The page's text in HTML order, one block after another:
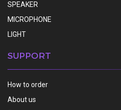
SPEAKER
MICROPHONE
LIGHT
SUPPORT
How to order
About us